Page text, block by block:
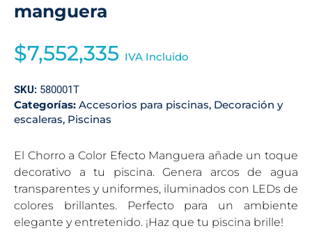
manguera
$7,552,335 IVA Incluido
SKU: 580001T
Categorías: Accesorios para piscinas, Decoración y
escaleras, Piscinas
El Chorro a Color Efecto Manguera añade un toque
decorativo a tu piscina. Genera arcos de agua
transparentes y uniformes, iluminados con LEDs de
colores brillantes. Perfecto para un ambiente
elegante y entretenido. ¡Haz que tu piscina brille!